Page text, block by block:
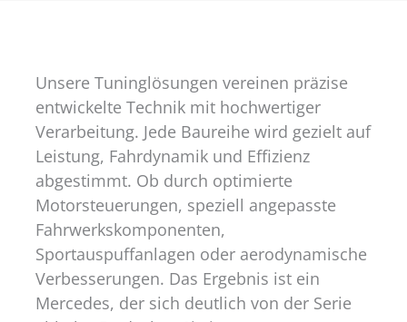
Unsere Tuninglösungen vereinen präzise
entwickelte Technik mit hochwertiger
Verarbeitung. Jede Baureihe wird gezielt auf
Leistung, Fahrdynamik und Effizienz
abgestimmt. Ob durch optimierte
Motorsteuerungen, speziell angepasste
Fahrwerkskomponenten,
Sportauspuffanlagen oder aerodynamische
Verbesserungen. Das Ergebnis ist ein
Mercedes, der sich deutlich von der Serie